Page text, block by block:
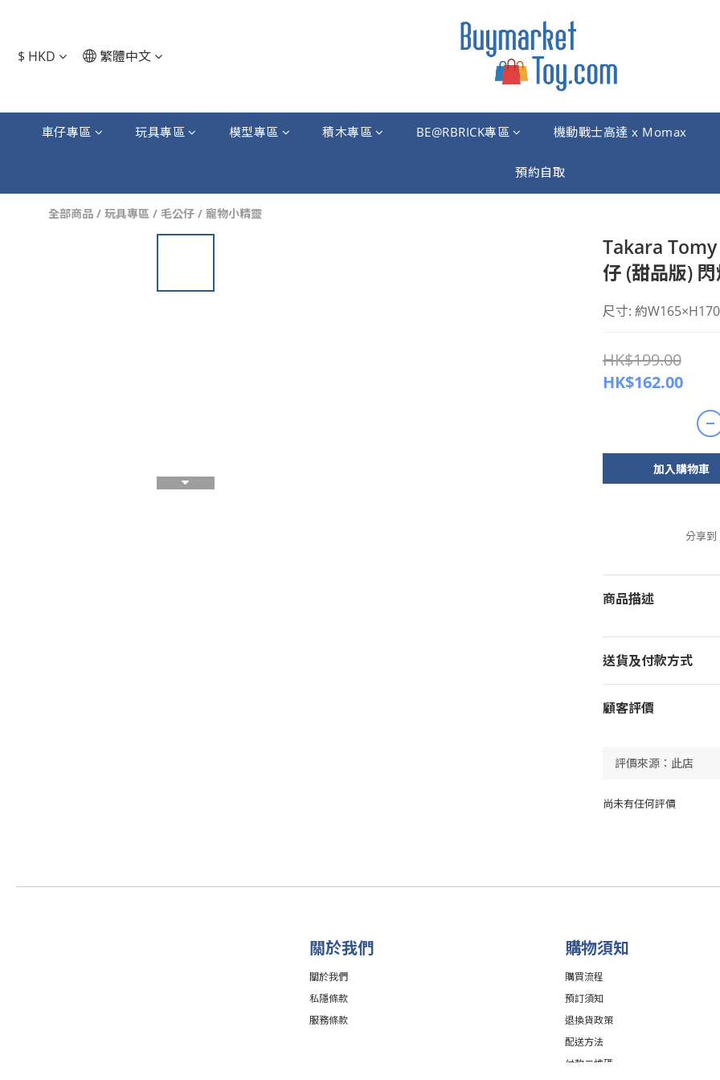
$ HKD 繁體中文
車仔專區 玩具專區 模型專區 積木專區 BE@RBRICK專區 機動戰士高達 x Momax
預約自取
全部商品 / 玩具專區 / 毛公仔 / 寵物小精靈
Takara
仔 (甜品版)
尺寸: 約
HK$199.00
HK$162.00
加入購物車
分享到
商品描述
送貨及付款方式
顧客評價
尚未有任何評價
關於我們
關於我們
私隱條款
服務條款
購物須知
購買流程
預訂須知
退換貨政策
配送方法
付款二維碼